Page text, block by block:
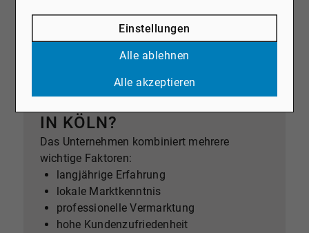
WAS MACHT DR. OEBELS +
PARTNER ZUR TOP-WAHL
IN KÖLN?
Das Unternehmen kombiniert mehrere
wichtige Faktoren:
langjährige Erfahrung
lokale Marktkenntnis
professionelle Vermarktung
hohe Kundenzufriedenheit
Einstellungen
Alle ablehnen
Alle akzeptieren